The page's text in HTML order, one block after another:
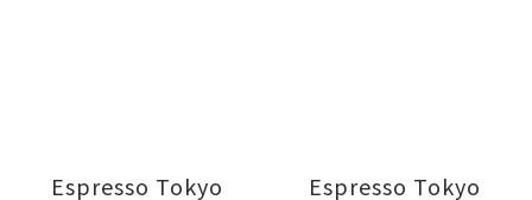
Espresso Tokyo
Espresso Tokyo